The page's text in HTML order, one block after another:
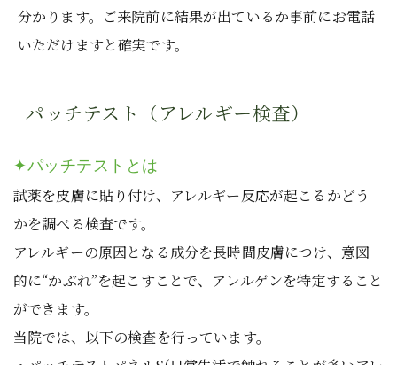
分かります。ご来院前に結果が出ているか事前にお電話
いただけますと確実です。
パッチテスト（アレルギー検査）
✦パッチテストとは
試薬を皮膚に貼り付け、アレルギー反応が起こるかどう
かを調べる検査です。
アレルギーの原因となる成分を長時間皮膚につけ、意図
的に“かぶれ”を起こすことで、アレルゲンを特定すること
ができます。
当院では、以下の検査を行っています。